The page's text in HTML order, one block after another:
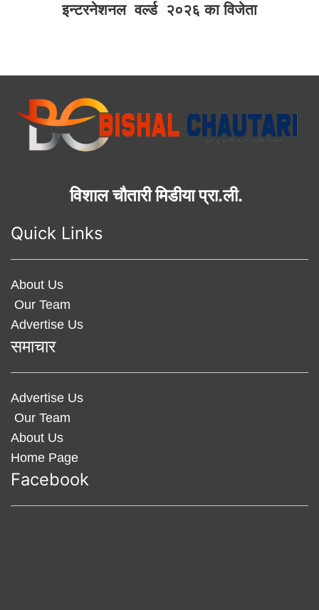
इन्टरनेशनल वर्ल्ड २०२६ का विजेता
विशाल चौतारी मिडीया प्रा.ली.
Quick Links
About Us
Our Team
Advertise Us
समाचार
Advertise Us
Our Team
About Us
Home Page
Facebook